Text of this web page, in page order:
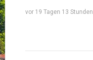
vor 19 Tagen 13 Stunden